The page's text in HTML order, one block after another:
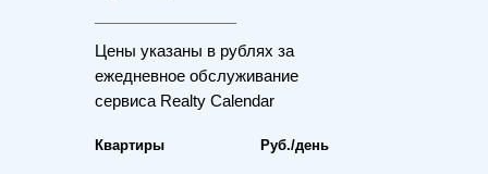
Цены указаны в рублях за
ежедневное обслуживание
сервиса Realty Calendar
Квартиры Руб./день